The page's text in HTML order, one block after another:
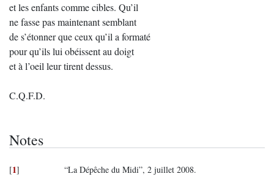
et les enfants comme cibles. Qu’il
ne fasse pas maintenant semblant
de s’étonner que ceux qu’il a formaté
pour qu’ils lui obéissent au doigt
et à l’oeil leur tirent dessus.
C.Q.F.D.
Notes
[1] “La Dépêche du Midi”, 2 juillet 2008.